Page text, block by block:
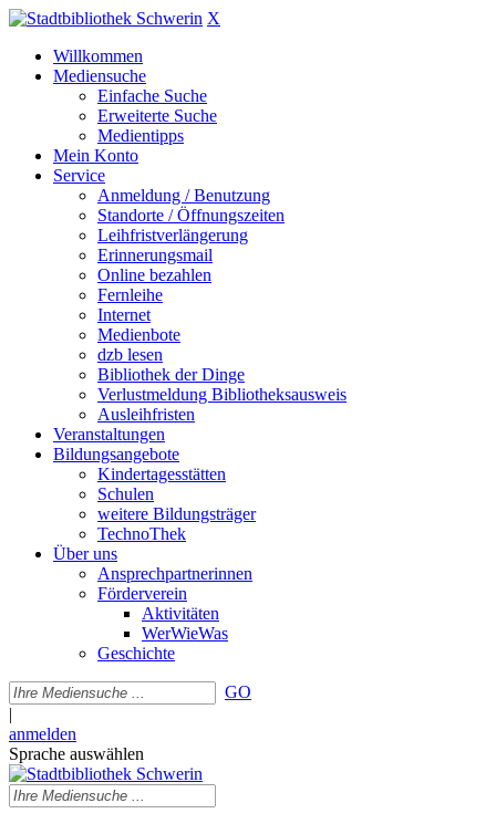
X
Willkommen
Mediensuche
Einfache Suche
Erweiterte Suche
Medientipps
Mein Konto
Service
Anmeldung / Benutzung
Standorte / Öffnungszeiten
Leihfristverlängerung
Erinnerungsmail
Online bezahlen
Fernleihe
Internet
Medienbote
dzb lesen
Bibliothek der Dinge
Verlustmeldung Bibliotheksausweis
Ausleihfristen
Veranstaltungen
Bildungsangebote
Kindertagesstätten
Schulen
weitere Bildungsträger
TechnoThek
Über uns
Ansprechpartnerinnen
Förderverein
Aktivitäten
WerWieWas
Geschichte
GO
|
anmelden
Sprache auswählen